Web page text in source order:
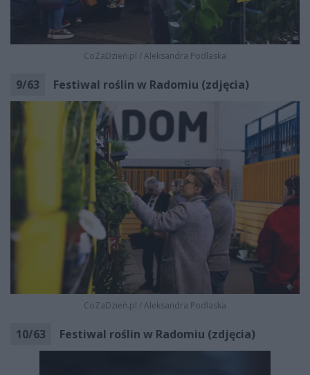
CoZaDzień.pl /Aleksandra Podlaska
9/63 Festiwal roślin w Radomiu (zdjęcia)
CoZaDzień.pl /Aleksandra Podlaska
10/63 Festiwal roślin w Radomiu (zdjęcia)